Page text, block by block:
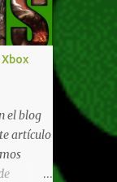
se
Game
Pass.
a
jugar
el blog
artículo